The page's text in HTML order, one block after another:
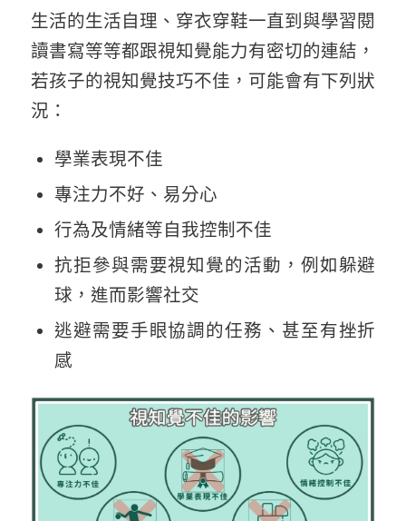
生活的生活自理、穿衣穿鞋一直到與學習閱
讀書寫等等都跟視知覺能力有密切的連結，
若孩子的視知覺技巧不佳，可能會有下列狀
況：
學業表現不佳
專注力不好、易分心
行為及情緒等自我控制不佳
抗拒參與需要視知覺的活動，例如躲避
球，進而影響社交
逃避需要手眼協調的任務、甚至有挫折
感